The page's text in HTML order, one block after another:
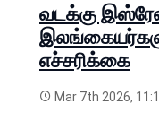
வடக்கு
எச்சரிக்கை
Mar 7th 2026,